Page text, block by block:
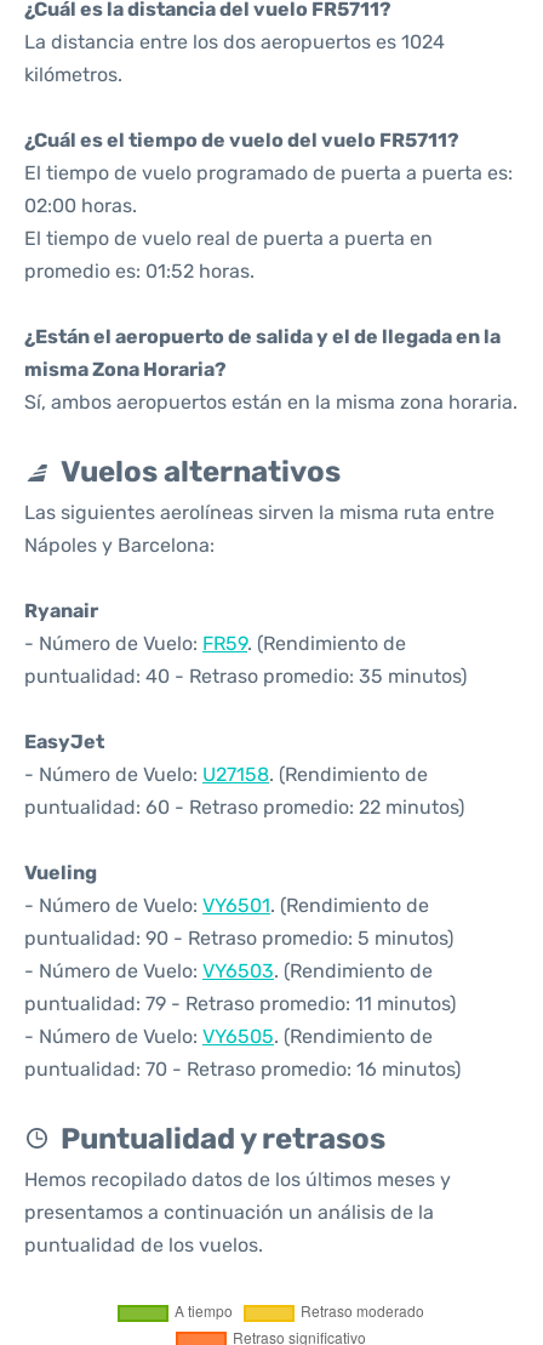
¿Cuál es la distancia del vuelo FR5711?
La distancia entre los dos aeropuertos es 1024
kilómetros.
¿Cuál es el tiempo de vuelo del vuelo FR5711?
El tiempo de vuelo programado de puerta a puerta es:
02:00 horas.
El tiempo de vuelo real de puerta a puerta en
promedio es: 01:52 horas.
¿Están el aeropuerto de salida y el de llegada en la
misma Zona Horaria?
Sí, ambos aeropuertos están en la misma zona horaria.
Vuelos alternativos
Las siguientes aerolíneas sirven la misma ruta entre
Nápoles y Barcelona:
Ryanair
- Número de Vuelo: FR59. (Rendimiento de
puntualidad: 40 - Retraso promedio: 35 minutos)
EasyJet
- Número de Vuelo: U27158. (Rendimiento de
puntualidad: 60 - Retraso promedio: 22 minutos)
Vueling
- Número de Vuelo: VY6501. (Rendimiento de
puntualidad: 90 - Retraso promedio: 5 minutos)
- Número de Vuelo: VY6503. (Rendimiento de
puntualidad: 79 - Retraso promedio: 11 minutos)
- Número de Vuelo: VY6505. (Rendimiento de
puntualidad: 70 - Retraso promedio: 16 minutos)
Puntualidad y retrasos
Hemos recopilado datos de los últimos meses y
presentamos a continuación un análisis de la
puntualidad de los vuelos.